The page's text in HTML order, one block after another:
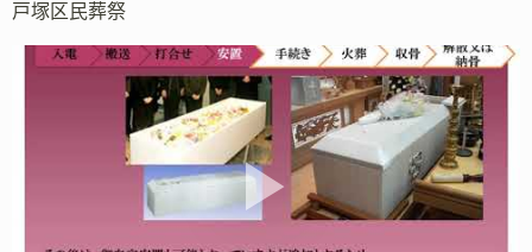
戸塚区民葬祭